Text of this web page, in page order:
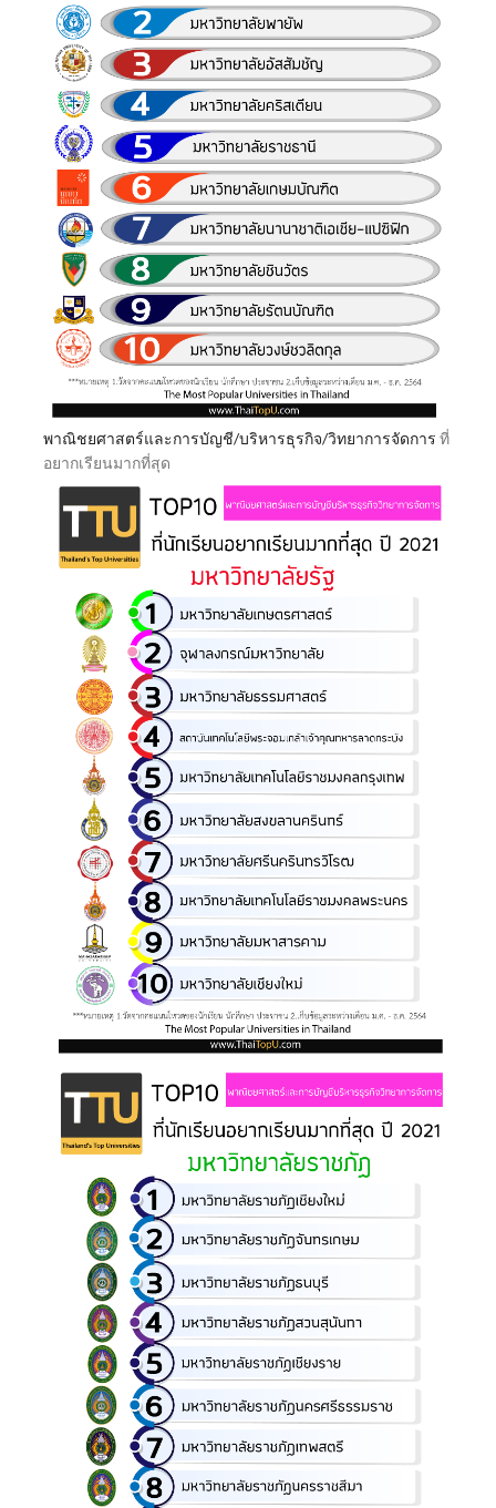
พาณิชยศาสตร์และการบัญชี/บริหารธุรกิจ/วิทยาการจัดการ ที่
อยากเรียนมากที่สุด